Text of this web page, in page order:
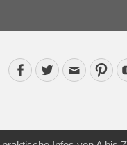
Facebook
TwitterEmail